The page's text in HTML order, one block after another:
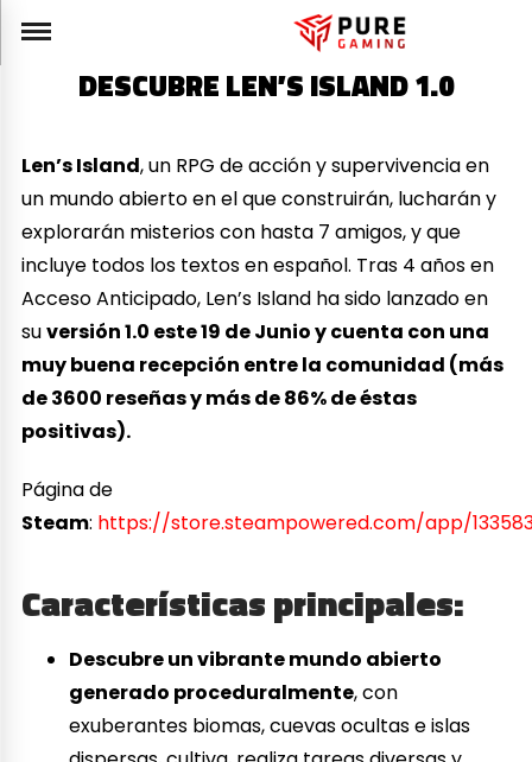
DESCUBRE LEN’S ISLAND 1.0
Len’s Island, un RPG de acción y supervivencia en
un mundo abierto en el que construirán, lucharán y
explorarán misterios con hasta 7 amigos, y que
incluye todos los textos en español. Tras 4 años en
Acceso Anticipado, Len’s Island ha sido lanzado en
suversión 1.0 este 19 de Junio y cuenta con una
muy buena recepción entre la comunidad (más
de 3600 reseñas y más de 86% de éstas
positivas).
Página de
Steam: https://store.steampowered.com/app/
Características principales:
Descubre un vibrante mundo abierto
generado proceduralmente, con
exuberantes biomas, cuevas ocultas e islas